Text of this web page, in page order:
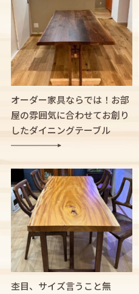
オーダー家具ならでは！お部
屋の雰囲気に合わせてお創り
したダイニングテーブル
杢目、サイズ言うこと無